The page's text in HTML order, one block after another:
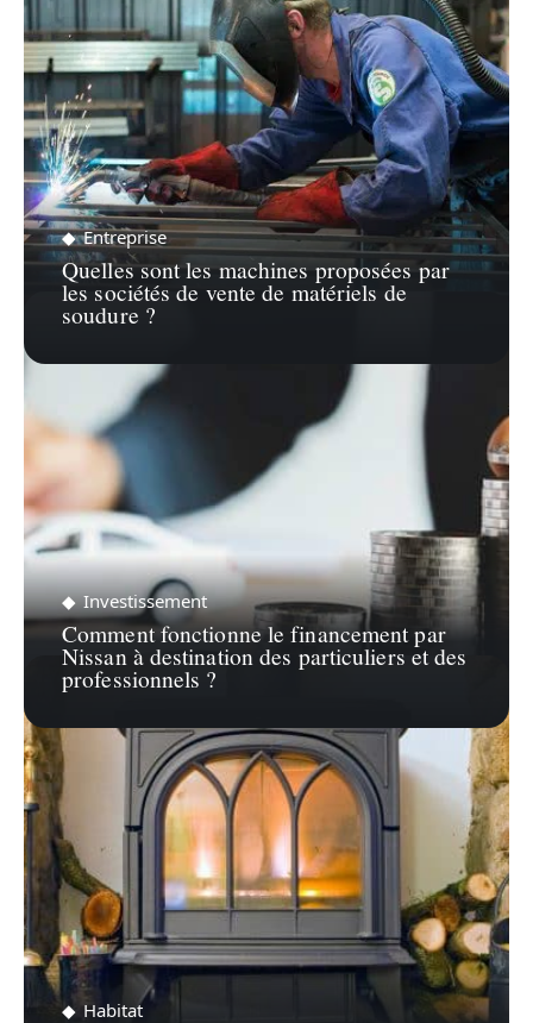
Entreprise
Quelles sont les machines proposées par
les sociétés de vente de matériels de
soudure ?
Investissement
Comment fonctionne le financement par
Nissan à destination des particuliers et des
professionnels ?
Habitat